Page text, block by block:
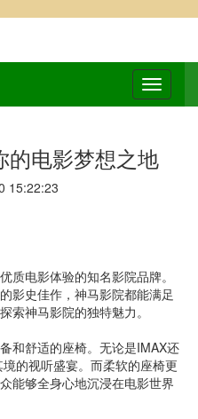
的电影梦想之地
15:22:23
质电影体验的知名影院品牌。
影史佳作，神马影院都能满足
索神马影院的独特魅力。
和舒适的座椅。无论是IMAX还
的视听盛宴。而柔软的座椅更
能够全身心地沉浸在电影世界